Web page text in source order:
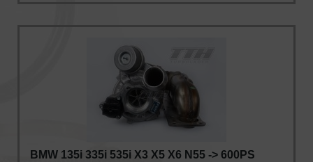
BMW 135i 335i 535i X3 X5 X6 N55 -> 600PS